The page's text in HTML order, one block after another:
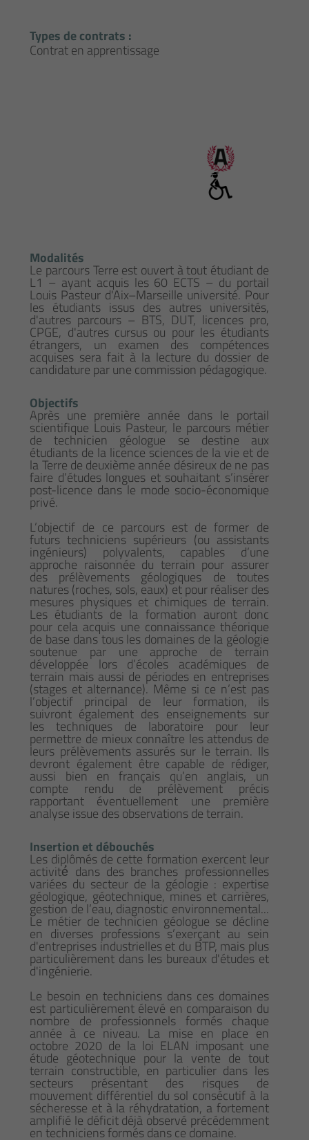
Types de contrats :
Contrat en apprentissage
Modalités
Le parcours Terre est ouvert à tout étudiant de
L1 – ayant acquis les 60 ECTS – du portail
Louis Pasteur d'Aix–Marseille université. Pour
les étudiants issus des autres universités,
d'autres parcours – BTS, DUT, licences pro,
CPGE, d'autres cursus ou pour les étudiants
étrangers, un examen des compétences
acquises sera fait à la lecture du dossier de
candidature par une commission pédagogique.
Objectifs
Après une première année dans le portail
scientifique Louis Pasteur, le parcours métier
de technicien géologue se destine aux
étudiants de la licence sciences de la vie et de
la Terre de deuxième année désireux de ne pas
faire d’études longues et souhaitant s’insérer
post-licence dans le mode socio-économique
privé.
L’objectif de ce parcours est de former de
futurs techniciens supérieurs (ou assistants
ingénieurs) polyvalents, capables d’une
approche raisonnée du terrain pour assurer
des prélèvements géologiques de toutes
natures (roches, sols, eaux) et pour réaliser des
mesures physiques et chimiques de terrain.
Les étudiants de la formation auront donc
pour cela acquis une connaissance théorique
de base dans tous les domaines de la géologie
soutenue par une approche de terrain
développée lors d’écoles académiques de
terrain mais aussi de périodes en entreprises
(stages et alternance). Même si ce n’est pas
l’objectif principal de leur formation, ils
suivront également des enseignements sur
les techniques de laboratoire pour leur
permettre de mieux connaître les attendus de
leurs prélèvements assurés sur le terrain. Ils
devront également être capable de rédiger,
aussi bien en français qu’en anglais, un
compte rendu de prélèvement précis
rapportant éventuellement une première
analyse issue des observations de terrain.
Insertion et débouchés
Les diplômés de cette formation exercent leur
activité́ dans des branches professionnelles
variées du secteur de la géologie : expertise
géologique, géotechnique, mines et carrières,
gestion de l’eau, diagnostic environnemental...
Le métier de technicien géologue se décline
en diverses professions s’exerçant au sein
d'entreprises industrielles et du BTP, mais plus
particulièrement dans les bureaux d'études et
d'ingénierie.
Le besoin en techniciens dans ces domaines
est particulièrement élevé en comparaison du
nombre de professionnels formés chaque
année à ce niveau. La mise en place en
octobre 2020 de la loi ELAN imposant une
étude géotechnique pour la vente de tout
terrain constructible, en particulier dans les
secteurs présentant des risques de
mouvement différentiel du sol consécutif à la
sécheresse et à la réhydratation, a fortement
amplifié le déficit déjà observé précédemment
en techniciens formés dans ce domaine.